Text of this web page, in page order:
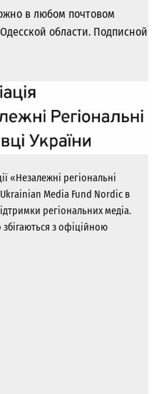
в любом почтовом
области. Подписной
«Незалежні регіональні
Media Fund Nordic в
регіональних медіа.
з офіційною